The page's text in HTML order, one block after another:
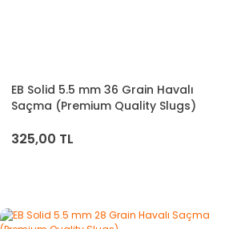
EB Solid 5.5 mm 36 Grain Havalı
Saçma (Premium Quality Slugs)
325,00 TL